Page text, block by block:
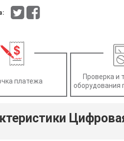
платежа
Проверка и
оборудования